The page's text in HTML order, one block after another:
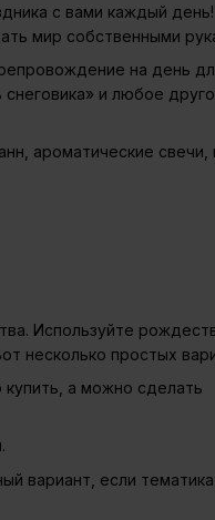
с вами каждый
мир собственными
на день
и любое
ароматические свечи,
Используйте
несколько простых
купить, а можно сделать
вариант, если